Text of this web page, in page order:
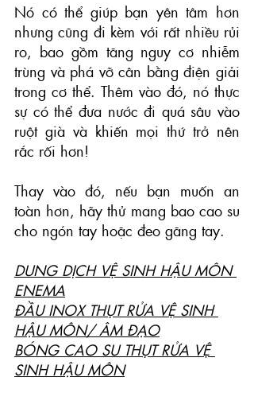
Nó có thể giúp bạn yên tâm hơn
nhưng cũng đi kèm với rất nhiều rủi
ro, bao gồm tăng nguy cơ nhiễm
trùng và phá vỡ cân bằng điện giải
trong cơ thể. Thêm vào đó, nó thực
sự có thể đưa nước đi quá sâu vào
ruột già và khiến mọi thứ trở nên
rắc rối hơn!
Thay vào đó, nếu bạn muốn an
toàn hơn, hãy thử mang bao cao su
cho ngón tay hoặc đeo găng tay.
DUNG DỊCH VỆ SINH HẬU MÔN
ENEMA
ĐẦU INOX THỤT RỬA VỆ SINH
HẬU MÔN/ ÂM ĐẠO
BÓNG CAO SU THỤT RỬA VỆ
SINH HẬU MÔN